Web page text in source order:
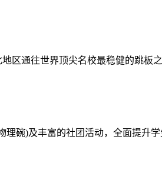
区通往世界顶尖名校最稳健的跳板之
碗)及丰富的社团活动，全面提升